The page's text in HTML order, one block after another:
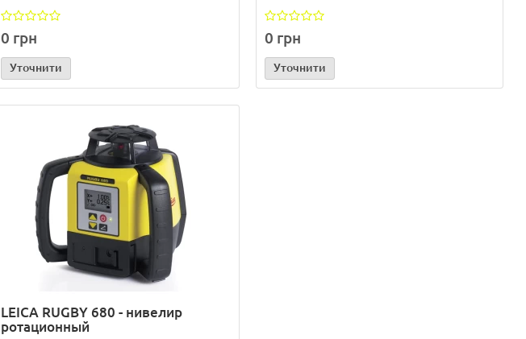
0 грн
Уточнити
0 грн
Уточнити
LEICA RUGBY 680 - нивелир
ротационный